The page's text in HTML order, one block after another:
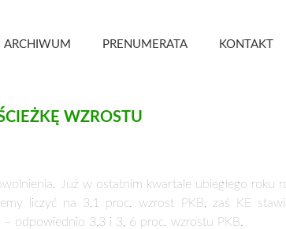
ARCHIWUM PRENUMERATA KONTAKT
WZROSTU
Już w ostatnim kwartale ubiegłego roku
liczyć na 3,1 proc. wzrost PKB, zaś KE
odpowiednio 3,3 i 3, 6 proc. wzrostu PKB.